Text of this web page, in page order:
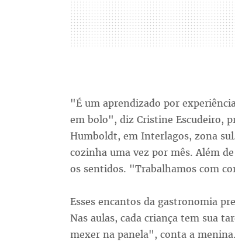
"É um aprendizado por
em bolo", diz Cristine Escudeiro,
Humboldt, em Interlagos, zona
cozinha uma vez por mês. Além
os sentidos. "Trabalhamos com
Esses encantos da gastronomia
Nas aulas, cada criança tem sua
mexer na panela", conta a